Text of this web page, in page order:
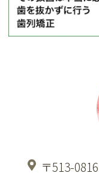
〒513-